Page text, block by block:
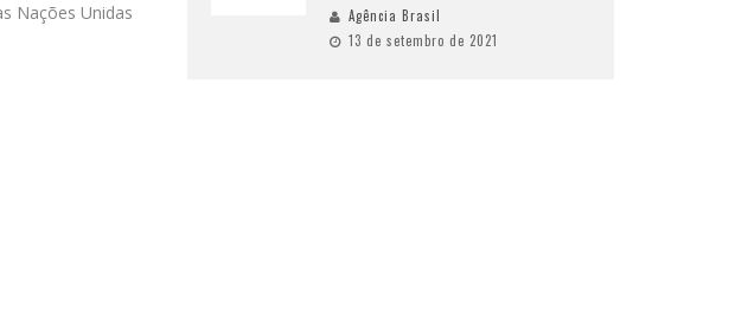
Nações Unidas
Agência Brasil
13 de setembro de 2021